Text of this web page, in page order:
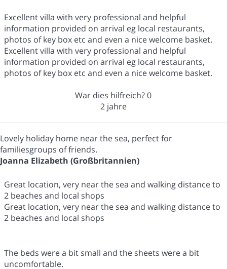
Excellent villa with very professional and helpful
information provided on arrival eg local restaurants,
photos of key box etc and even a nice welcome basket.
Excellent villa with very professional and helpful
information provided on arrival eg local restaurants,
photos of key box etc and even a nice welcome basket.
War dies hilfreich?0
2 jahre
Lovely holiday home near the sea, perfect for
familiesgroups of friends.
Joanna Elizabeth (Großbritannien)
Great location, very near the sea and walking distance to
2 beaches and local shops
Great location, very near the sea and walking distance to
2 beaches and local shops
The beds were a bit small and the sheets were a bit
uncomfortable.